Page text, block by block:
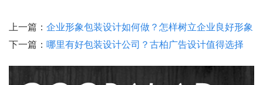
上一篇： 企业形象包装设计如何做？怎样树立企业良好形象
下一篇： 哪里有好包装设计公司？古柏广告设计值得选择